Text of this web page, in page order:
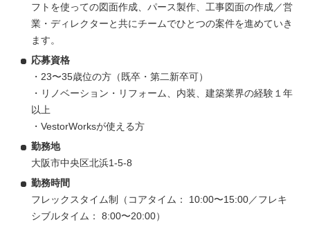
フトを使っての図面作成、パース製作、工事図面の作成／営
業・ディレクターと共にチームでひとつの案件を進めていき
ます。
応募資格
・23〜35歳位の方（既卒・第二新卒可）
・リノベーション・リフォーム、内装、建築業界の経験１年
以上
・VestorWorksが使える方
勤務地
大阪市中央区北浜1-5-8
勤務時間
フレックスタイム制（コアタイム： 10:00〜15:00／フレキ
シブルタイム： 8:00〜20:00）